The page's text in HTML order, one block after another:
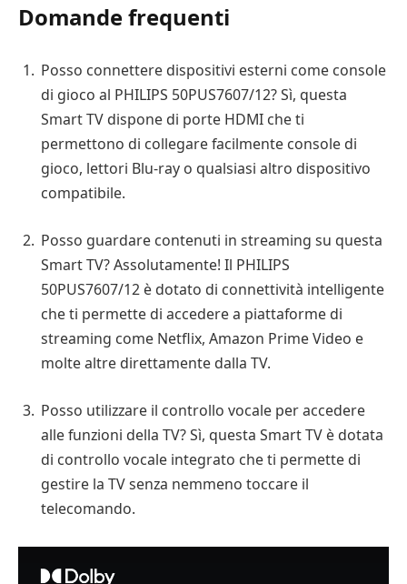
Domande frequenti
Posso connettere dispositivi esterni come console
di gioco al PHILIPS 50PUS7607/12? Sì, questa
Smart TV dispone di porte HDMI che ti
permettono di collegare facilmente console di
gioco, lettori Blu-ray o qualsiasi altro dispositivo
compatibile.
Posso guardare contenuti in streaming su questa
Smart TV? Assolutamente! Il PHILIPS
50PUS7607/12 è dotato di connettività intelligente
che ti permette di accedere a piattaforme di
streaming come Netflix, Amazon Prime Video e
molte altre direttamente dalla TV.
Posso utilizzare il controllo vocale per accedere
alle funzioni della TV? Sì, questa Smart TV è dotata
di controllo vocale integrato che ti permette di
gestire la TV senza nemmeno toccare il
telecomando.